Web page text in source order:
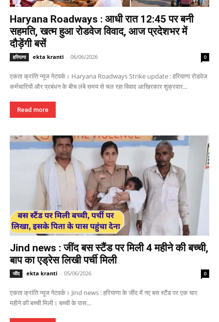
Haryana Roadways : आधी रात 12:45 पर बनी
सहमति, खत्म हुआ रोडवेज विवाद, आज प्रदेशभर में
दौड़ेंगी बसें
हरियाणा ekta kranti - 06/06/2026 0
एकता क्रांति न्यूज नेटवर्क। Haryana Roadways Strike update : हरियाणा रोडवेज
कर्मचारियों और प्रबंधन के बीच लंबे समय से चल रहा विवाद आखिरकार शुक्रवार...
Read more
Jind news : जींद बस स्टैंड पर मिली 4 महीने की बच्ची,
बाप का एड्रेस लिखी पर्ची मिली
जींद ekta kranti - 05/06/2026 0
एकता क्रांति न्यूज नेटवर्क। Jind news : हरियाणा के जींद में नए बस स्टैंड पर एक चार
महीने की बच्ची मिली। बच्ची के पास...